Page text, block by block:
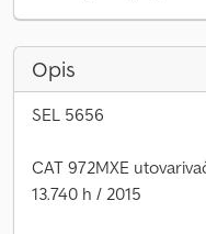
Opis
SEL 5656
CAT 972MXE
13.740 h / 2015